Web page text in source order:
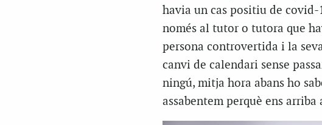
havia un cas positiu de
només al tutor o tutora que
persona controvertida i la
canvi de calendari sense
ningú, mitja hora abans ho
assabentem perquè ens